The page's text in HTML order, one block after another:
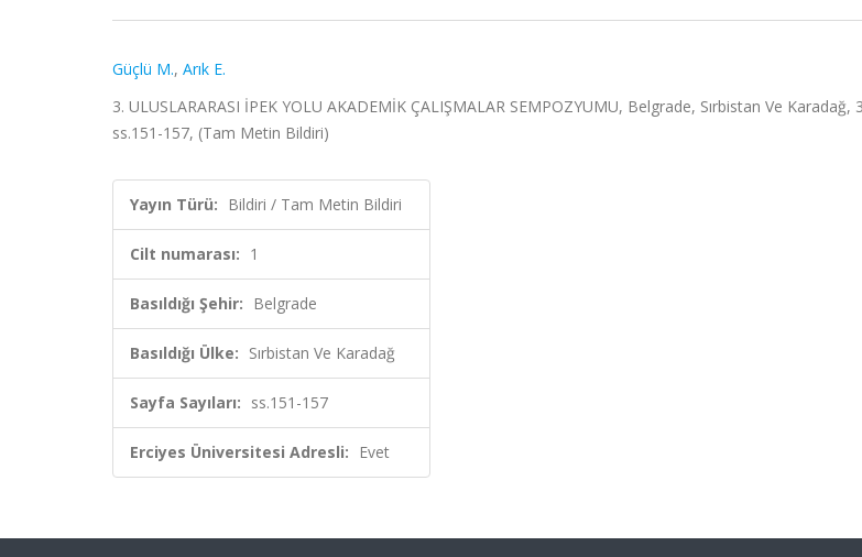
Güçlü M., Arık E.
3. ULUSLARARASI İPEK YOLU AKADEMİK ÇALIŞMALAR SEMPOZYUMU, Belgrade, Sırbistan Ve Karadağ,
ss.151-157, (Tam Metin Bildiri)
Yayın Türü: Bildiri / Tam Metin Bildiri
Cilt numarası: 1
Basıldığı Şehir: Belgrade
Basıldığı Ülke: Sırbistan Ve Karadağ
Sayfa Sayıları: ss.151-157
Erciyes Üniversitesi Adresli: Evet